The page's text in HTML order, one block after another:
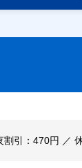
引：470円 ／